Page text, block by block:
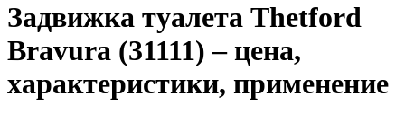
Задвижка туалета Thetford
Bravura (31111) – цена,
характеристики, применение